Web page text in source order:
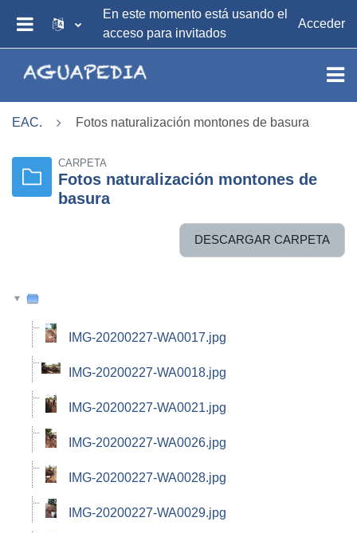
Salta al contenido principal
PANEL LATERAL
En este momento está usando el
acceso para invitados
Acceder
EAC. Fotos naturalización montones de basura
CARPETA
Fotos naturalización montones de
basura
DESCARGAR CARPETA
IMG-20200227-WA0017.jpg
IMG-20200227-WA0018.jpg
IMG-20200227-WA0021.jpg
IMG-20200227-WA0026.jpg
IMG-20200227-WA0028.jpg
IMG-20200227-WA0029.jpg